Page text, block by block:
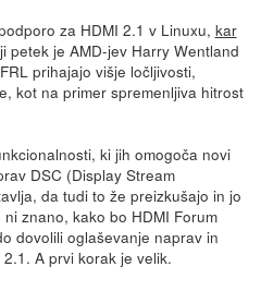
za HDMI 2.1 v Linuxu, kar
petek je AMD-jev Harry Wentland
prihajajo višje ločljivosti,
kot na primer spremenljiva hitrost
ki jih omogoča novi
DSC (Display Stream
da tudi to že preizkušajo in jo
znano, kako bo HDMI Forum
dovolili oglaševanje naprav in
A prvi korak je velik.